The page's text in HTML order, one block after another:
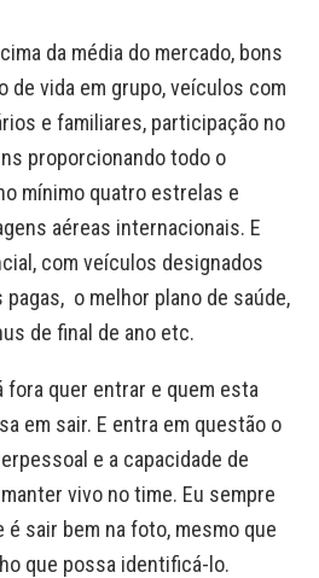
da média do mercado, bons
de vida em grupo, veículos com
e familiares, participação no
proporcionando todo o
mínimo quatro estrelas e
aéreas internacionais. E
com veículos designados
o melhor plano de saúde,
de final de ano etc.
fora quer entrar e quem esta
em sair. E entra em questão o
e a capacidade de
vivo no time. Eu sempre
sair bem na foto, mesmo que
que possa identificá-lo.